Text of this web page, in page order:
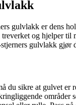
gulvlakk er dens
og hjelper til
gulvlakk gjør
du sikre at gulvet er
områder